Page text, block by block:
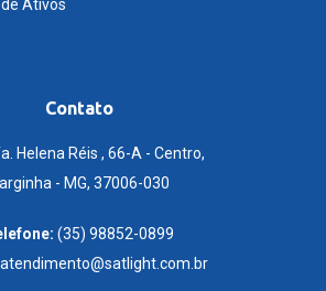
Ativos
Contato
Helena Réis , 66-A - Centro,
- MG, 37006-030
(35) 98852-0899
atendimento@satlight.com.br